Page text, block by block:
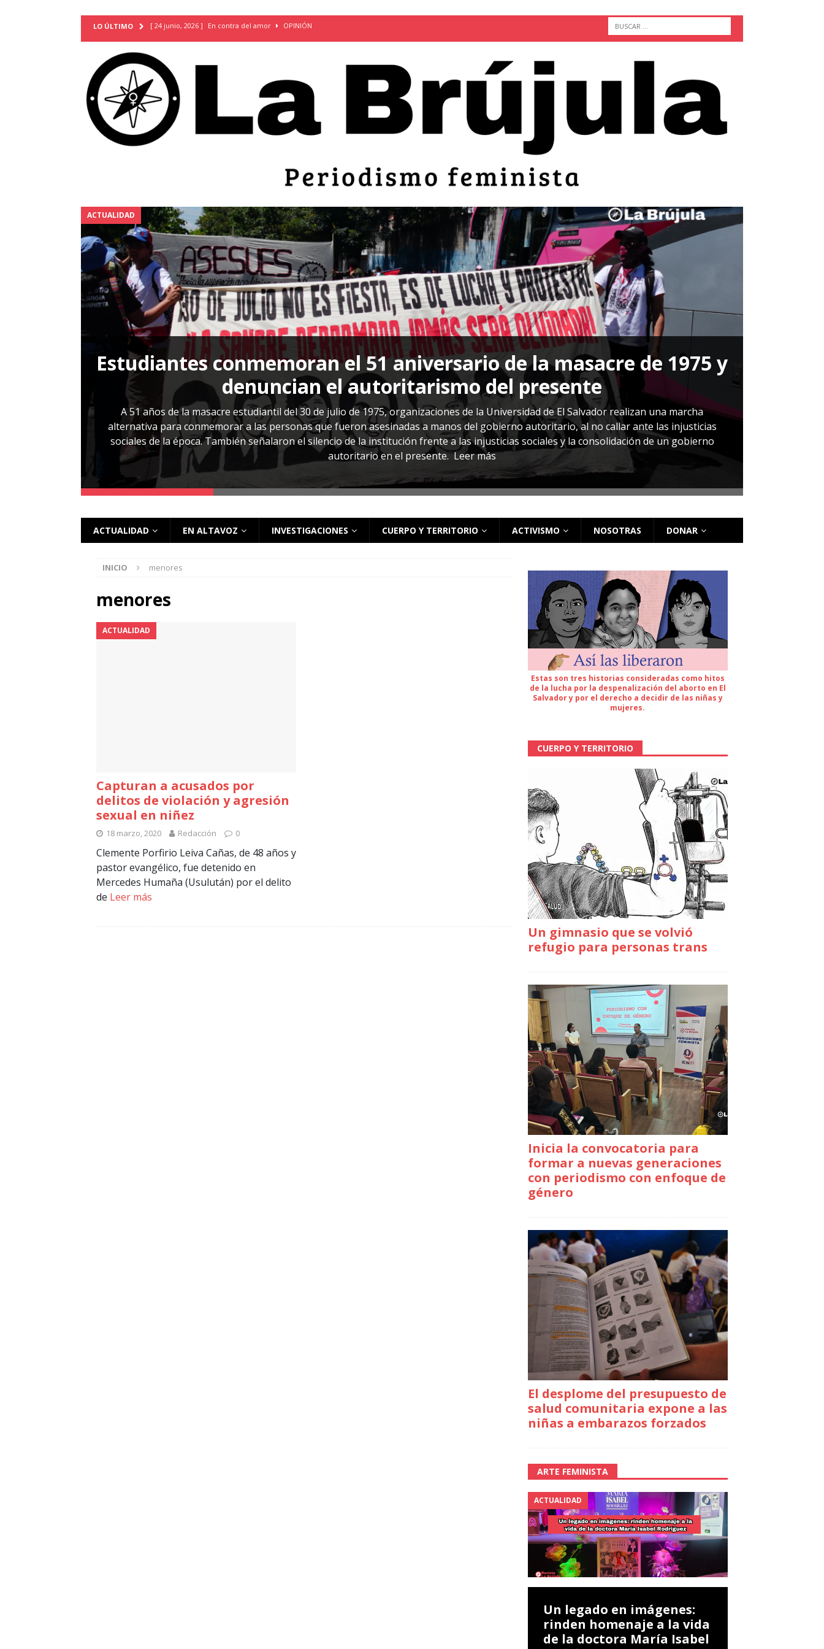
LO ÚLTIMO [ 24 junio, 2026 ] En contra del amor OPINIÓN
TERRITORIO
[ 21 febrero, 2026 ] Cuando la prevención de embarazos en niñas y adolescentes desaparece del territorio
INVESTIGACIONES
[ 31 julio, 2026 ] Estudiantes conmemoran el 51 aniversario de la masacre de 1975 y denuncian el
Piden mantener la libertad provisional de Sandra Leticia Hernández: víctima del régimen de
[ 28 julio, 2026 ] ARENA y FMLN apuestan por mujeres en sus fórmulas presidenciales para 2027
ACTUALIDAD
[ 24 julio, 2026 ] A María Hildaura le falló el Estado OPINIÓN
[ 28 julio, 2026 ] Más allá de los casos: cómo entender el VIH en El Salvador ACTUALIDAD
ACTUALIDAD
Estudiantes conmemoran el 51 aniversario de la masacre de 1975 y
denuncian el autoritarismo del presente
A 51 años de la masacre estudiantil del 30 de julio de 1975, organizaciones de la Universidad de El Salvador realizan una marcha
alternativa para conmemorar a las personas que fueron asesinadas a manos del gobierno autoritario, al no callar ante las injusticias
sociales de la época. También señalaron el silencio de la institución frente a las injusticias sociales y la consolidación de un gobierno
autoritario en el presente.Leer más
ACTUALIDAD EN ALTAVOZ INVESTIGACIONES CUERPO Y TERRITORIO ACTIVISMO NOSOTRAS DONAR
INICIO menores
menores
ACTUALIDAD
Capturan a acusados por
delitos de violación y agresión
sexual en niñez
18 marzo, 2020 Redacción 0
Clemente Porfirio Leiva Cañas, de 48 años y
pastor evangélico, fue detenido en
Mercedes Humaña (Usulután) por el delito
de Leer más
Estas son tres historias consideradas como hitos
de la lucha por la despenalización del aborto en El
Salvador y por el derecho a decidir de las niñas y
mujeres.
CUERPO Y TERRITORIO
Un gimnasio que se volvió
refugio para personas trans
Inicia la convocatoria para
formar a nuevas generaciones
con periodismo con enfoque de
género
El desplome del presupuesto de
salud comunitaria expone a las
niñas a embarazos forzados
ARTE FEMINISTA
ACTUALIDAD
Un legado en imágenes:
rinden homenaje a la vida
de la doctora María Isabel